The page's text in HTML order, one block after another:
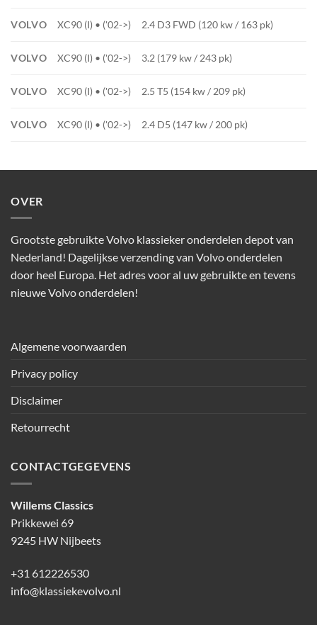
VOLVO XC90 (I) • ('02->) 2.4 D3 FWD (120 kw / 163 pk)
VOLVO XC90 (I) • ('02->) 3.2 (179 kw / 243 pk)
VOLVO XC90 (I) • ('02->) 2.5 T5 (154 kw / 209 pk)
VOLVO XC90 (I) • ('02->) 2.4 D5 (147 kw / 200 pk)
OVER
Grootste gebruikte Volvo klassieker onderdelen depot van
Nederland! Dagelijkse verzending van Volvo onderdelen
door heel Europa. Het adres voor al uw gebruikte en tevens
nieuwe Volvo onderdelen!
Algemene voorwaarden
Privacy policy
Disclaimer
Retourrecht
CONTACTGEGEVENS
Willems Classics
Prikkewei 69
9245 HW Nijbeets
+31 612226530
info@klassiekevolvo.nl